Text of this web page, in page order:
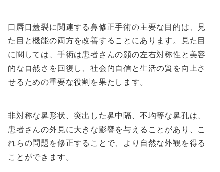
口唇口蓋裂に関連する鼻修正手術の主要な目的は、見
た目と機能の両方を改善することにあります。見た目
に関しては、手術は患者さんの顔の左右対称性と美容
的な自然さを回復し、社会的自信と生活の質を向上さ
せるための重要な役割を果たします。
非対称な鼻形状、突出した鼻中隔、不均等な鼻孔は、
患者さんの外見に大きな影響を与えることがあり、こ
れらの問題を修正することで、より自然な外観を得る
ことができます。